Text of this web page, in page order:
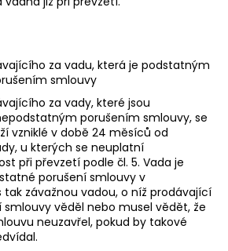
za vadu, která je podstatným
smlouvy
za vady, které jsou
porušením smlouvy, se
vzniklé v době 24 měsíců od
u kterých se neuplatní
při převzetí podle čl. 5. Vada je
porušení smlouvy v
tak závažnou vadou, o níž prodávající
smlouvy věděl nebo musel vědět, že
neuzavřel, pokud by takové